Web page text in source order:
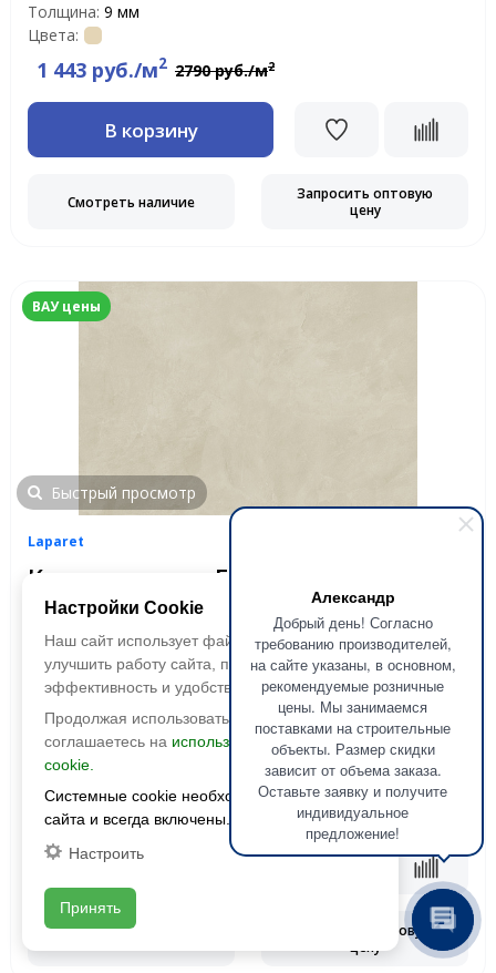
Александр
Добрый день! Согласно
требованию производителей,
на сайте указаны, в основном,
рекомендуемые розничные
цены. Мы занимаемся
поставками на строительные
объекты. Размер скидки
зависит от объема заказа.
Оставьте заявку и получите
индивидуальное
предложение!
Толщина: 9 мм
Цвета:
1 443 руб./м2 2790 руб./м2
В корзину
Смотреть наличие
Запросить оптовую
цену
ВАУ цены
Быстрый просмотр
Laparet
Керамогранит Evolution Crema
(Эволюшн Крема) SG50000920R
1191x595 Матовый Карвинг
Размер:
1191x595
Фактура:
матовая, карвинг
Тип:глазурованная
Толщина:9 мм
Цвета:
1 990 руб./м2 2590 руб./м
В корзину
Запросить оптовую
цену
Настройки Cookie
Наш сайт использует файлы cookie, чтобы
улучшить работу сайта, повысить его
эффективность и удобство.
Продолжая использовать сайт, вы
соглашаетесь на использование файлов
cookie.
Системные cookie необходимы для работы
сайта и всегда включены.
Настроить
Принять